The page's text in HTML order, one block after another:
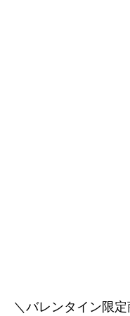
＼バレンタイン限